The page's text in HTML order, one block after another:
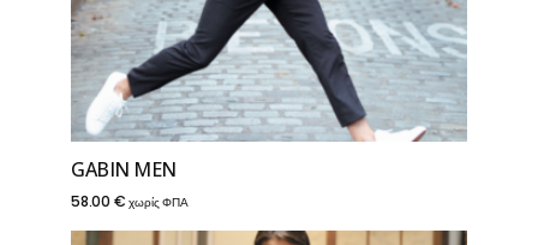
GABIN MEN
58.00 € χωρίς ΦΠΑ